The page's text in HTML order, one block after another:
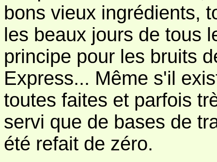
bons vieux ingrédients,
les beaux jours de tous
principe pour les bruits
Express... Même s'il
toutes faites et parfois
servi que de bases de
été refait de zéro.